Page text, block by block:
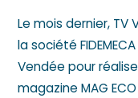
Le mois dernier, TV
la société
Vendée pour
magazine MAG